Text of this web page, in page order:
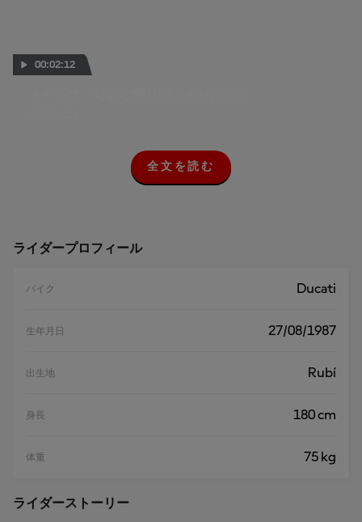
00:02:12
全
文
全文を読む
ライダープロフィール
バイク Ducati
生年月日 27/08/1987
出生地 Rubí
身長 180 cm
体重 75 kg
ライダーストーリー